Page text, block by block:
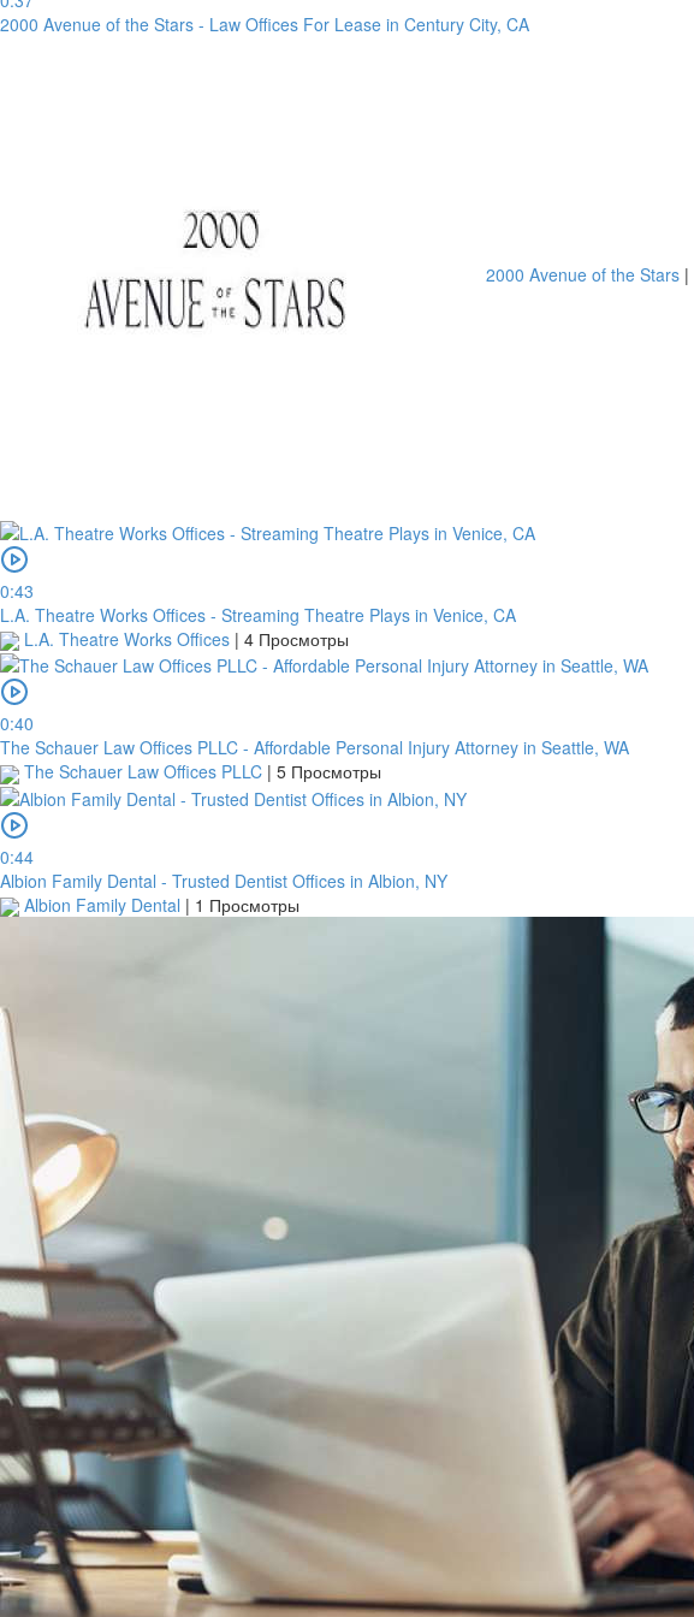
2000 Avenue of the Stars - Law Offices For Lease in Century City, CA
2000 Avenue of the Stars |
0:43
L.A. Theatre Works Offices - Streaming Theatre Plays in Venice, CA
L.A. Theatre Works Offices | 4 Просмотры
0:40
The Schauer Law Offices PLLC - Affordable Personal Injury Attorney in Seattle, WA
The Schauer Law Offices PLLC | 5 Просмотры
0:44
Albion Family Dental - Trusted Dentist Offices in Albion, NY
Albion Family Dental | 1 Просмотры